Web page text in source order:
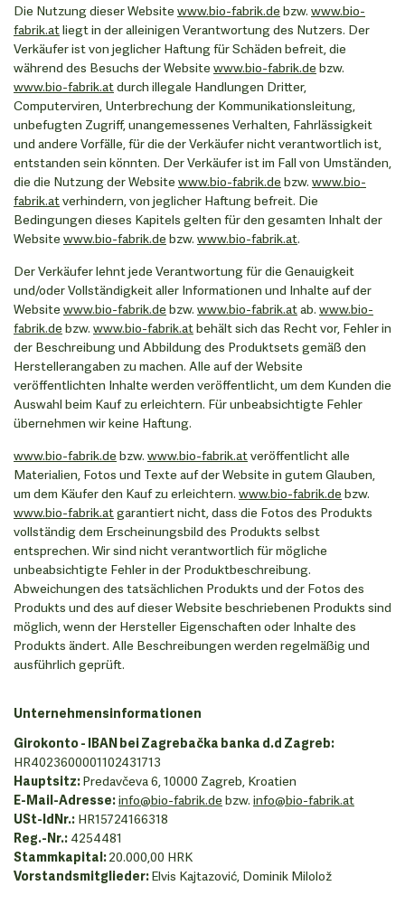
Die Nutzung dieser Website www.bio-fabrik.de bzw. www.bio-
fabrik.atliegt in der alleinigen Verantwortung des Nutzers. Der
Verkäufer ist von jeglicher Haftung für Schäden befreit, die
während des Besuchs der Website www.bio-fabrik.de bzw.
www.bio-fabrik.atdurch illegale Handlungen Dritter,
Computerviren, Unterbrechung der Kommunikationsleitung,
unbefugten Zugriff, unangemessenes Verhalten, Fahrlässigkeit
und andere Vorfälle, für die der Verkäufer nicht verantwortlich ist,
entstanden sein könnten. Der Verkäufer ist im Fall von Umständen,
die die Nutzung der Website www.bio-fabrik.de bzw. www.bio-
fabrik.atverhindern, von jeglicher Haftung befreit. Die
Bedingungen dieses Kapitels gelten für den gesamten Inhalt der
Website www.bio-fabrik.de bzw. www.bio-fabrik.at.
Der Verkäufer lehnt jede Verantwortung für die Genauigkeit
und/oder Vollständigkeit aller Informationen und Inhalte auf der
Website www.bio-fabrik.de bzw. www.bio-fabrik.atab. www.bio-
fabrik.de bzw. www.bio-fabrik.atbehält sich das Recht vor, Fehler in
der Beschreibung und Abbildung des Produktsets gemäß den
Herstellerangaben zu machen. Alle auf der Website
veröffentlichten Inhalte werden veröffentlicht, um dem Kunden die
Auswahl beim Kauf zu erleichtern. Für unbeabsichtigte Fehler
übernehmen wir keine Haftung.
www.bio-fabrik.de bzw. www.bio-fabrik.atveröffentlicht alle
Materialien, Fotos und Texte auf der Website in gutem Glauben,
um dem Käufer den Kauf zu erleichtern. www.bio-fabrik.de bzw.
www.bio-fabrik.atgarantiert nicht, dass die Fotos des Produkts
vollständig dem Erscheinungsbild des Produkts selbst
entsprechen. Wir sind nicht verantwortlich für mögliche
unbeabsichtigte Fehler in der Produktbeschreibung.
Abweichungen des tatsächlichen Produkts und der Fotos des
Produkts und des auf dieser Website beschriebenen Produkts sind
möglich, wenn der Hersteller Eigenschaften oder Inhalte des
Produkts ändert. Alle Beschreibungen werden regelmäßig und
ausführlich geprüft.
Unternehmensinformationen
Girokonto - IBAN bei Zagrebačka banka d.d Zagreb:
HR4023600001102431713
Hauptsitz:Predavčeva 6, 10000 Zagreb, Kroatien
E-Mail-Adresse:info@bio-fabrik.de bzw. info@bio-fabrik.at
USt-IdNr.: HR15724166318
Reg.-Nr.: 4254481
Stammkapital:20.000,00 HRK
Vorstandsmitglieder:Elvis Kajtazović, Dominik Milolož